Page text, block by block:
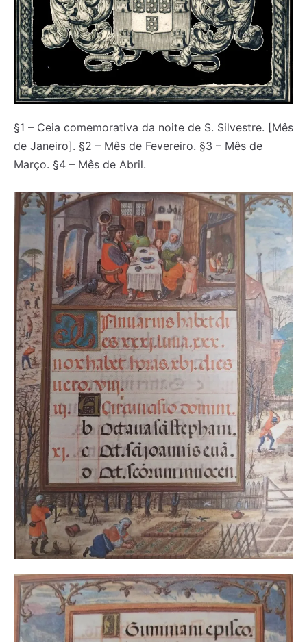
§1 – Ceia comemorativa da noite de S. Silvestre. [Mês
de Janeiro]. §2 – Mês de Fevereiro. §3 – Mês de
Março. §4 – Mês de Abril.